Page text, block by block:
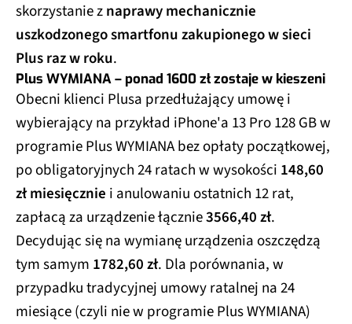
skorzystanie znaprawy mechanicznie
uszkodzonego smartfonu zakupionego w sieci
Plus raz w roku.
Plus WYMIANA – ponad 1600 zł zostaje w kieszeni
Obecni klienci Plusa przedłużający umowę i
wybierający na przykład iPhone'a 13 Pro 128 GB w
programie Plus WYMIANA bez opłaty początkowej,
po obligatoryjnych 24 ratach w wysokości 148,60
zł miesięcznie i anulowaniu ostatnich 12 rat,
zapłacą za urządzenie łącznie3566,40 zł.
Decydując się na wymianę urządzenia oszczędzą
tym samym 1782,60 zł. Dla porównania, w
przypadku tradycyjnej umowy ratalnej na 24
miesiące (czyli nie w programie Plus WYMIANA)